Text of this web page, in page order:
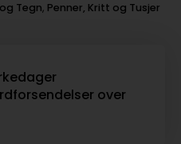
Tegn, Penner, Kritt og Tusjer
over